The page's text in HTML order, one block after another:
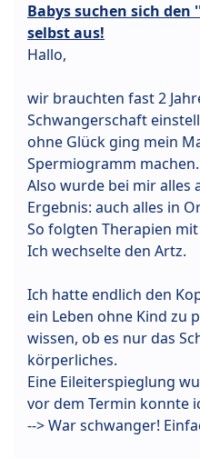
Babys suchen sich
selbst aus!
Hallo,
wir brauchten fast 2
Schwangerschaft
ohne Glück ging mein
Spermiogramm
Also wurde bei mir alles
Ergebnis: auch alles in
So folgten Therapien
Ich wechselte den Artz.
Ich hatte endlich den
ein Leben ohne Kind zu
wissen, ob es nur das
körperliches.
Eine Eileiterspieglung
vor dem Termin konnte
--> War schwanger!